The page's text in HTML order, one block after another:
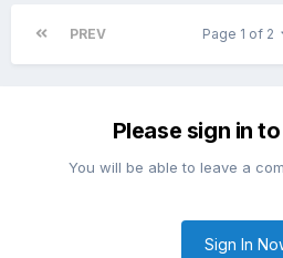
PREV Page 1 of 2
Please sign in
You will be able to leave a
Sign In